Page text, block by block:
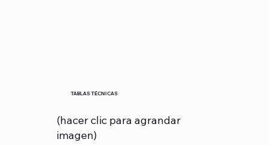
TABLAS TÉCNICAS
(hacer clic para agrandar
imagen)